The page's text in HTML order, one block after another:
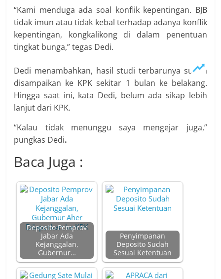
“Kami menduga ada soal konflik kepentingan. BJB
tidak imun atau tidak kebal terhadap adanya konflik
kepentingan, kongkalikong di dalam penentuan
tingkat bunga,” tegas Dedi.
Dedi menambahkan, hasil studi terbarunya sudah
disampaikan ke KPK sekitar 1 bulan ke belakang.
Hingga saat ini, kata Dedi, belum ada sikap lebih
lanjut dari KPK.
“Kalau tidak menunggu saya mengejar juga,”
pungkas Dedi.
Baca Juga :
Deposito Pemprov
Jabar Ada
Kejanggalan,
Gubernur…
Penyimpanan
Deposito Sudah
Sesuai Ketentuan